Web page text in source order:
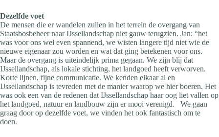
Dezelfde voet
De mensen die er wandelen zullen in het terrein de overgang van
Staatsbosbeheer naar IJssellandschap niet gauw terugzien. Jan: “het
was voor ons wel even spannend, we wisten langere tijd niet wie de
nieuwe eigenaar zou worden en wat dat ging betekenen voor ons.
Maar de overgang is uiteindelijk prima gegaan. We zijn blij dat
IJssellandschap, als lokale stichting, het landgoed heeft verworven.
Korte lijnen, fijne communicatie. We kenden elkaar al en
IJssellandschap is tevreden met de manier waarop we hier boeren. Het
was ook een van de redenen dat IJssellandschap haar oog liet vallen op
het landgoed, natuur en landbouw zijn er mooi verenigd. We gaan
graag door op dezelfde voet, we vinden het ook fantastisch om te
doen.